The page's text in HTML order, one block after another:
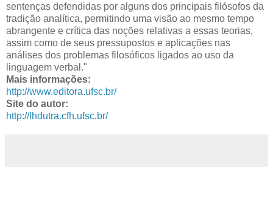
sentenças defendidas por alguns dos principais filósofos da
tradição analítica, permitindo uma visão ao mesmo tempo
abrangente e crítica das noções relativas a essas teorias,
assim como de seus pressupostos e aplicações nas
análises dos problemas filosóficos ligados ao uso da
linguagem verbal."
Mais informações:
http://www.editora.ufsc.br/
Site do autor:
http://lhdutra.cfh.ufsc.br/